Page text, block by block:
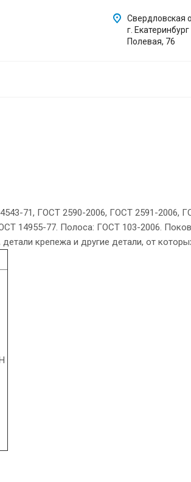
Свердловская
г. Екатеринбург
Полевая, 76
71, ГОСТ 2590-2006, ГОСТ 2591-2006,
14955-77. Полоса: ГОСТ 103-2006.
крепежа и другие детали, от